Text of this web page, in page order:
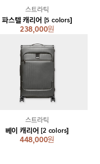
파스텔 캐리어 [5 colors]
238,000원
스트라틱
베이 캐리어 [2 colors]
448,000원
스트라틱